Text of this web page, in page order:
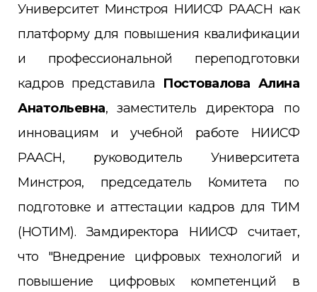
Университет Минстроя НИИСФ РААСН как
платформу для повышения квалификации
и профессиональной переподготовки
кадров представила Постовалова Алина
Анатольевна, заместитель директора по
инновациям и учебной работе НИИСФ
РААСН, руководитель Университета
Минстроя, председатель Комитета по
подготовке и аттестации кадров для ТИМ
(НОТИМ). Замдиректора НИИСФ считает,
что "Внедрение цифровых технологий и
повышение цифровых компетенций в